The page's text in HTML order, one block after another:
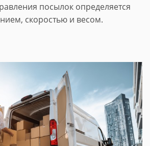
посылок определяется
скоростью и весом.